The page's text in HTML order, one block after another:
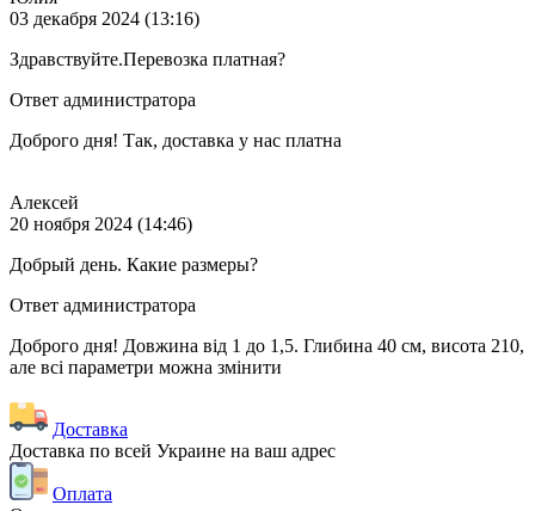
03 декабря 2024 (13:16)
Здравствуйте.Перевозка платная?
Ответ администратора
Доброго дня! Так, доставка у нас платна
Алексей
20 ноября 2024 (14:46)
Добрый день. Какие размеры?
Ответ администратора
Доброго дня! Довжина від 1 до 1,5. Глибина 40 см, висота 210,
але всі параметри можна змінити
Доставка
Доставка по всей Украине на ваш адрес
Оплата